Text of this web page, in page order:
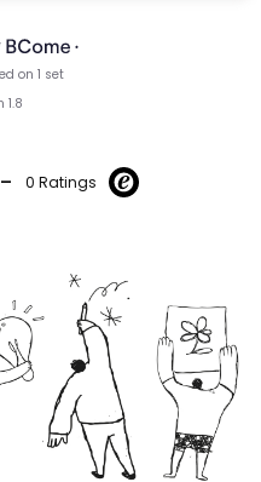
- 0 Ratings